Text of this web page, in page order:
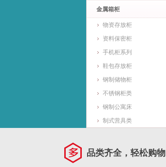
金属箱柜
物资存放柜
资料保密柜
手机柜系列
鞋包存放柜
钢制储物柜
不锈钢柜类
钢制公寓床
制式营具类
品类齐全，轻松购物